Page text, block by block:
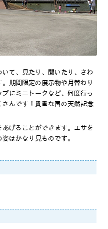
て、見たり、聞いたり、さわ
期間限定の展示物や月替わり
にミニトークなど、何度行っ
んです！貴重な国の天然記念
げることができます。エサを
はかなり見ものです。